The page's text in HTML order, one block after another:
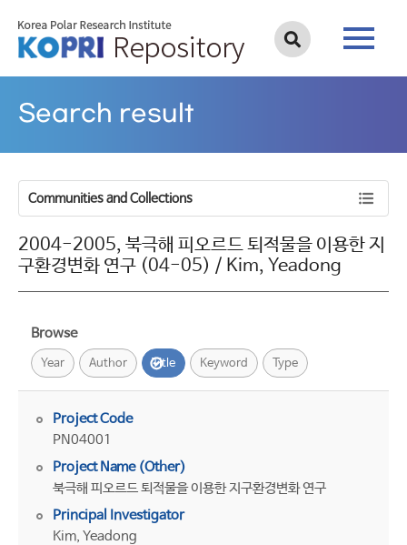
Search result
Communities and Collections
2004-2005, 북극해 피오르드 퇴적물을 이용한 지
구환경변화 연구 (04-05) / Kim, Yeadong
Browse
Year Author Title Keyword Type
Project Code
PN04001
Project Name (Other)
북극해 피오르드 퇴적물을 이용한 지구환경변화 연구
Principal Investigator
Kim, Yeadong